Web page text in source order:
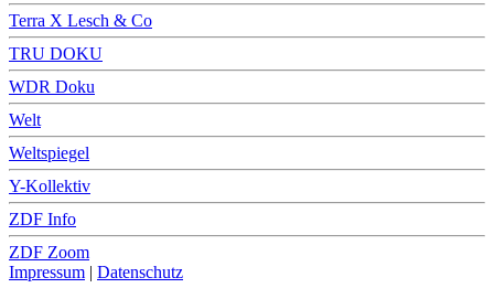
Terra X Lesch & Co
TRU DOKU
WDR Doku
Welt
Weltspiegel
Y-Kollektiv
ZDF Info
ZDF Zoom
Impressum | Datenschutz